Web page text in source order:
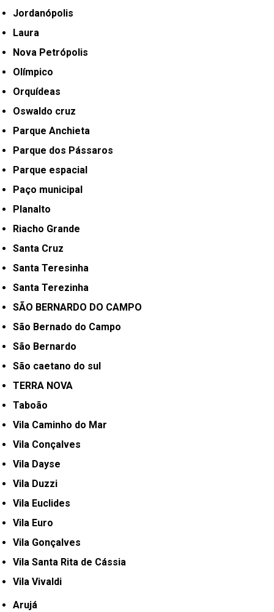
Jordanópolis
Laura
Nova Petrópolis
Olímpico
Orquídeas
Oswaldo cruz
Parque Anchieta
Parque dos Pássaros
Parque espacial
Paço municipal
Planalto
Riacho Grande
Santa Cruz
Santa Teresinha
Santa Terezinha
SÃO BERNARDO DO CAMPO
São Bernado do Campo
São Bernardo
São caetano do sul
TERRA NOVA
Taboão
Vila Caminho do Mar
Vila Conçalves
Vila Dayse
Vila Duzzi
Vila Euclides
Vila Euro
Vila Gonçalves
Vila Santa Rita de Cássia
Vila Vivaldi
Arujá